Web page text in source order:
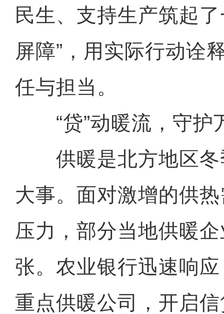
民生、支持生产筑起
屏障”，用实际行动诠
任与担当。
“贷”动暖流，守护
供暖是北方地区冬
大事。面对激增的供
压力，部分当地供暖
张。农业银行迅速响
重点供暖公司，开启